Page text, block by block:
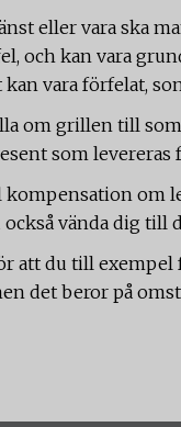
eller vara ska
och kan vara
vara förfelat,
om grillen till
som levereras
kompensation om
vända dig till
att du till exempel
det beror på